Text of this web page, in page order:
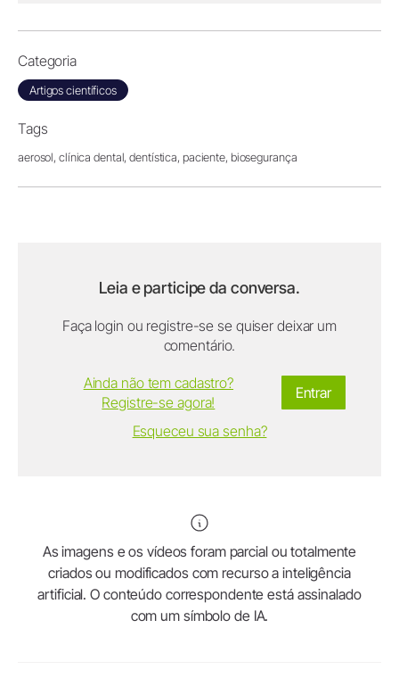
Categoria
Artigos científicos
Tags
aerosol, clínica dental, dentística, paciente, biosegurança
Leia e participe da conversa.
Faça login ou registre-se se quiser deixar um
comentário.
Entrar
Ainda não tem cadastro?
Registre-se agora!
Esqueceu sua senha?
As imagens e os vídeos foram parcial ou totalmente
criados ou modificados com recurso a inteligência
artificial. O conteúdo correspondente está assinalado
com um símbolo de IA.